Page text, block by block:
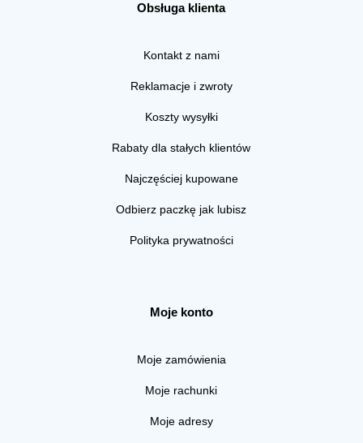
Obsługa klienta
Kontakt z nami
Reklamacje i zwroty
Koszty wysyłki
Rabaty dla stałych klientów
Najczęściej kupowane
Odbierz paczkę jak lubisz
Polityka prywatności
Moje konto
Moje zamówienia
Moje rachunki
Moje adresy